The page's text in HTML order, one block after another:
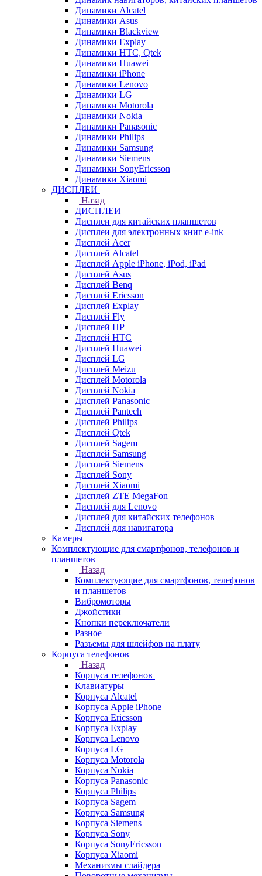
Динамики Alcatel
Динамики Asus
Динамики Blackview
Динамики Explay
Динамики HTC, Qtek
Динамики Huawei
Динамики iPhone
Динамики Lenovo
Динамики LG
Динамики Motorola
Динамики Nokia
Динамики Panasonic
Динамики Philips
Динамики Samsung
Динамики Siemens
Динамики SonyEricsson
Динамики Xiaomi
ДИСПЛЕИ
Назад
ДИСПЛЕИ
Дисплеи для китайских планшетов
Дисплеи для электронных книг e-ink
Дисплей Acer
Дисплей Alcatel
Дисплей Apple iPhone, iPod, iPad
Дисплей Asus
Дисплей Benq
Дисплей Ericsson
Дисплей Explay
Дисплей Fly
Дисплей HP
Дисплей HTC
Дисплей Huawei
Дисплей LG
Дисплей Meizu
Дисплей Motorola
Дисплей Nokia
Дисплей Panasonic
Дисплей Pantech
Дисплей Philips
Дисплей Qtek
Дисплей Sagem
Дисплей Samsung
Дисплей Siemens
Дисплей Sony
Дисплей Xiaomi
Дисплей ZTE MegaFon
Дисплей для Lenovo
Дисплей для китайских телефонов
Дисплей для навигатора
Камеры
Комплектующие для смартфонов, телефонов и
планшетов
Назад
Комплектующие для смартфонов, телефонов
и планшетов
Вибромоторы
Джойстики
Кнопки переключатели
Разное
Разъемы для шлейфов на плату
Корпуса телефонов
Назад
Корпуса телефонов
Клавиатуры
Корпуса Alcatel
Корпуса Apple iPhone
Корпуса Ericsson
Корпуса Explay
Корпуса Lenovo
Корпуса LG
Корпуса Motorola
Корпуса Nokia
Корпуса Panasonic
Корпуса Philips
Корпуса Sagem
Корпуса Samsung
Корпуса Siemens
Корпуса Sony
Корпуса SonyEricsson
Корпуса Xiaomi
Механизмы слайдера